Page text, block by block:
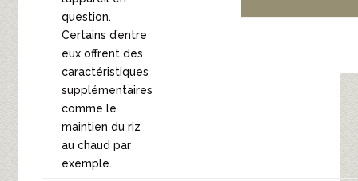
question.
Certains d’entre
eux offrent des
caractéristiques
supplémentaires
comme le
maintien du riz
au chaud par
exemple.